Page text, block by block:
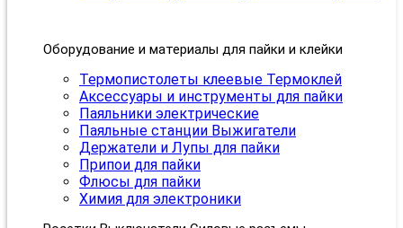
Оборудование и материалы для пайки и клейки
Термопистолеты клеевые Термоклей
Аксессуары и инструменты для пайки
Паяльники электрические
Паяльные станции Выжигатели
Держатели и Лупы для пайки
Припои для пайки
Флюсы для пайки
Химия для электроники